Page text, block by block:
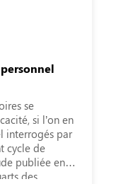
se
si l’on en
interrogés par
cycle de
publiée en
des